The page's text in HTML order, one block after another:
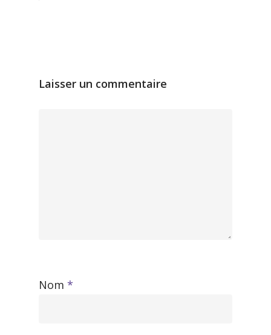
Laisser un commentaire
Nom *